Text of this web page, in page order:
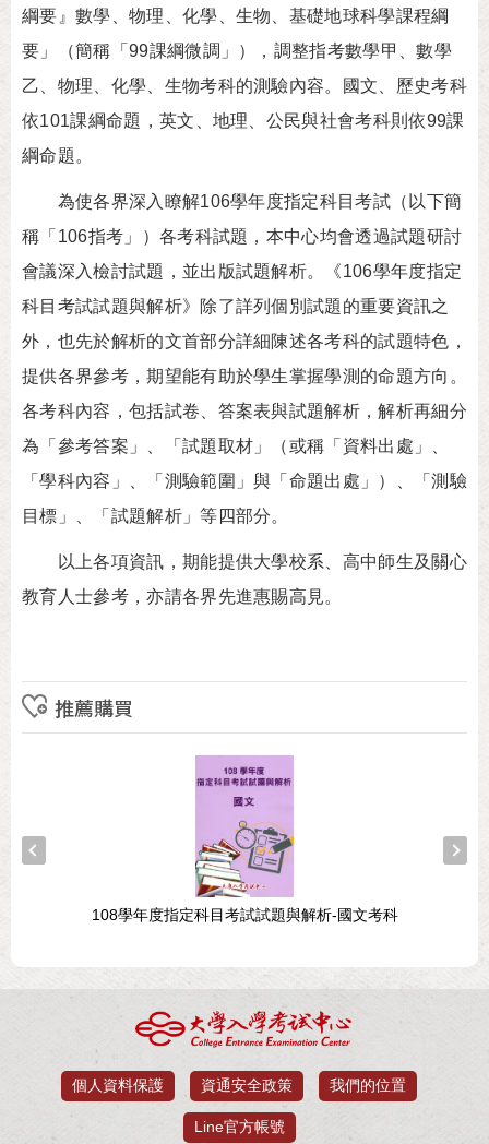
綱要』數學、物理、化學、生物、基礎地球科學課程綱
要」（簡稱「99課綱微調」），調整指考數學甲、數學
乙、物理、化學、生物考科的測驗內容。國文、歷史考科
依101課綱命題，英文、地理、公民與社會考科則依99課
綱命題。
為使各界深入瞭解106學年度指定科目考試（以下簡
稱「106指考」）各考科試題，本中心均會透過試題研討
會議深入檢討試題，並出版試題解析。《106學年度指定
科目考試試題與解析》除了詳列個別試題的重要資訊之
外，也先於解析的文首部分詳細陳述各考科的試題特色，
提供各界參考，期望能有助於學生掌握學測的命題方向。
各考科內容，包括試卷、答案表與試題解析，解析再細分
為「參考答案」、「試題取材」（或稱「資料出處」、
「學科內容」、「測驗範圍」與「命題出處」）、「測驗
目標」、「試題解析」等四部分。
以上各項資訊，期能提供大學校系、高中師生及關心
教育人士參考，亦請各界先進惠賜高見。
推薦購買
108學年度指定科目考試試題與解析-國文考科
個人資料保護 資通安全政策 我們的位置
Line官方帳號